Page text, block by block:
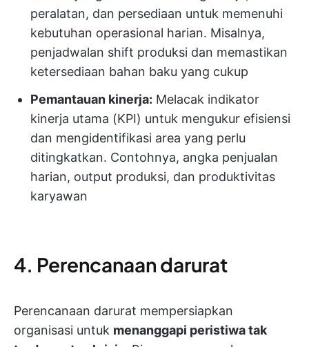
peralatan, dan persediaan untuk memenuhi
kebutuhan operasional harian. Misalnya,
penjadwalan shift produksi dan memastikan
ketersediaan bahan baku yang cukup
Pemantauan kinerja: Melacak indikator
kinerja utama (KPI) untuk mengukur efisiensi
dan mengidentifikasi area yang perlu
ditingkatkan. Contohnya, angka penjualan
harian, output produksi, dan produktivitas
karyawan
4. Perencanaan darurat
Perencanaan darurat mempersiapkan
organisasi untuk menanggapi peristiwa tak